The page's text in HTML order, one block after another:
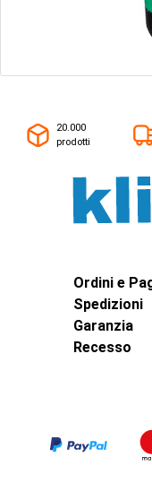
20.000
prodotti
Ordini e
Spedizioni
Garanzia
Recesso